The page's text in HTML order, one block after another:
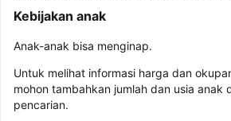
Kebijakan anak
Anak-anak bisa menginap.
Untuk melihat informasi harga dan
mohon tambahkan jumlah dan usia anak
pencarian.